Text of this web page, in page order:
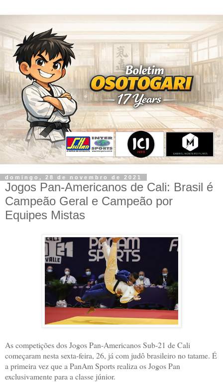
domingo, 28 de novembro de 2021
Jogos Pan-Americanos de Cali: Brasil é
Campeão Geral e Campeão por
Equipes Mistas
As competições dos Jogos Pan-Americanos Sub-21 de Cali
começaram nesta sexta-feira, 26, já com judô brasileiro no tatame. É
a primeira vez que a PanAm Sports realiza os Jogos Pan
exclusivamente para a classe júnior.